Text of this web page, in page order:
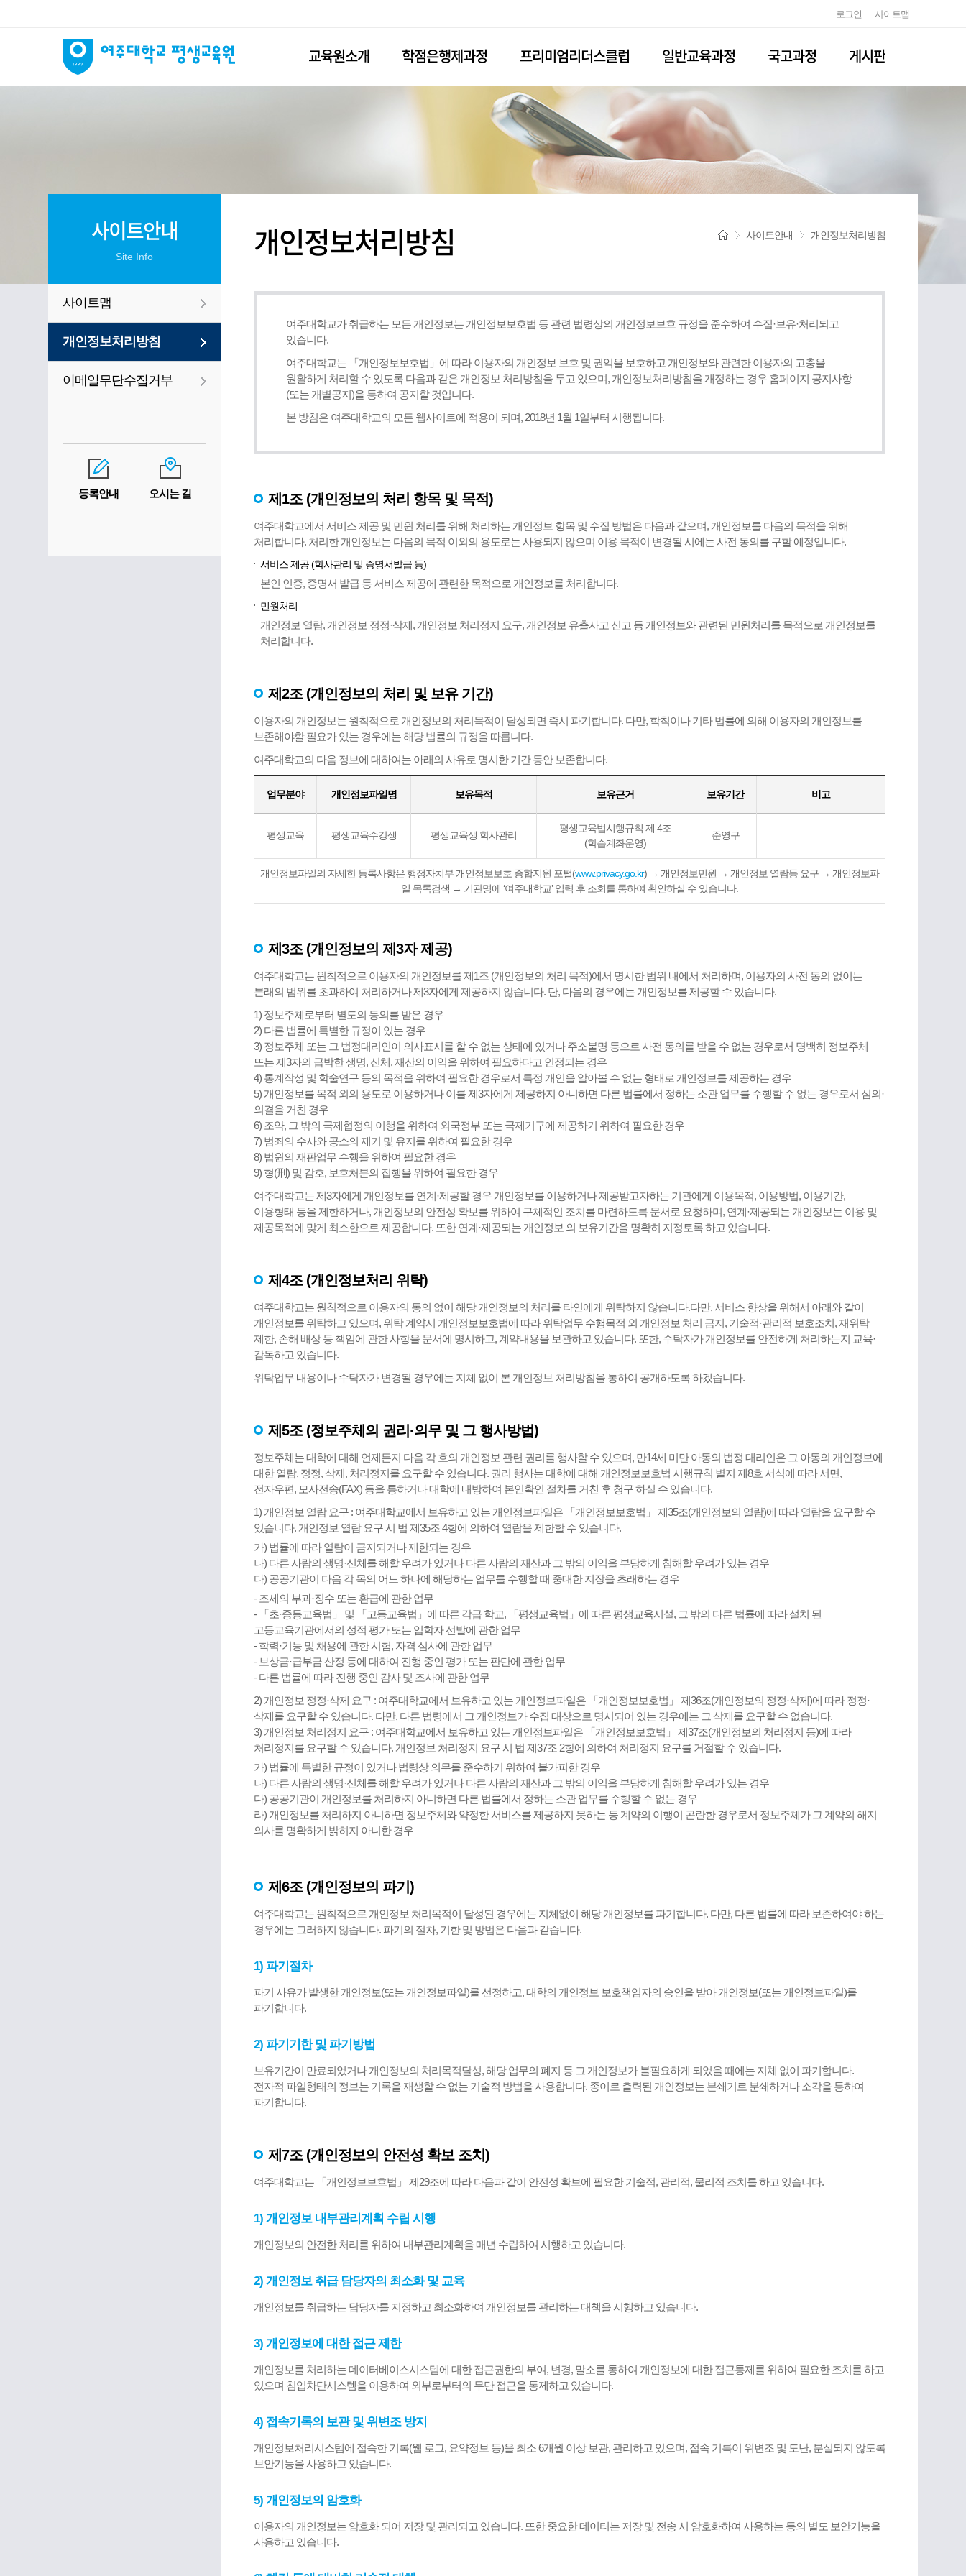
교육원소개 학점은행제과정 프리미엄리더스클럽
프로미엄리더스클럽 등록
신청
과정소개
입학안내
일반교육과정
일반교육과정
수강신청
국고과정 게시판
로그인 사이트맵
사이트안내
Site Info
사이트맵
개인정보처리방침
이메일무단수집거부
등록안내 오시는 길
개인정보처리방침 사이트안내 개인정보처리방침
여주대학교가 취급하는 모든 개인정보는 개인정보보호법 등 관련 법령상의 개인정보보호 규정을 준수하여 수집·보유·처리되고
있습니다.
여주대학교는 「개인정보보호법」에 따라 이용자의 개인정보 보호 및 권익을 보호하고 개인정보와 관련한 이용자의 고충을
원활하게 처리할 수 있도록 다음과 같은 개인정보 처리방침을 두고 있으며, 개인정보처리방침을 개정하는 경우 홈페이지 공지사항
(또는 개별공지)을 통하여 공지할 것입니다.
본 방침은 여주대학교의 모든 웹사이트에 적용이 되며, 2018년 1월 1일부터 시행됩니다.
제1조 (개인정보의 처리 항목 및 목적)
여주대학교에서 서비스 제공 및 민원 처리를 위해 처리하는 개인정보 항목 및 수집 방법은 다음과 같으며, 개인정보를 다음의 목적을 위해
처리합니다. 처리한 개인정보는 다음의 목적 이외의 용도로는 사용되지 않으며 이용 목적이 변경될 시에는 사전 동의를 구할 예정입니다.
서비스 제공 (학사관리 및 증명서발급 등)
본인 인증, 증명서 발급 등 서비스 제공에 관련한 목적으로 개인정보를 처리합니다.
민원처리
개인정보 열람, 개인정보 정정·삭제, 개인정보 처리정지 요구, 개인정보 유출사고 신고 등 개인정보와 관련된 민원처리를 목적으로 개인정보를
처리합니다.
제2조 (개인정보의 처리 및 보유 기간)
이용자의 개인정보는 원칙적으로 개인정보의 처리목적이 달성되면 즉시 파기합니다. 다만, 학칙이나 기타 법률에 의해 이용자의 개인정보를
보존해야할 필요가 있는 경우에는 해당 법률의 규정을 따릅니다.
여주대학교의 다음 정보에 대하여는 아래의 사유로 명시한 기간 동안 보존합니다.
업무분야 개인정보파일명 보유목적 보유근거 보유기간 비고
평생교육 평생교육수강생 평생교육생 학사관리
평생교육법시행규칙 제 4조
(학습계좌운영)
준영구
개인정보파일의 자세한 등록사항은 행정자치부 개인정보보호 종합지원 포털(www.privacy.go.kr) → 개인정보민원 → 개인정보 열람등 요구 → 개인정보파
일 목록검색 → 기관명에 ‘여주대학교’ 입력 후 조회를 통하여 확인하실 수 있습니다.
제3조 (개인정보의 제3자 제공)
여주대학교는 원칙적으로 이용자의 개인정보를 제1조 (개인정보의 처리 목적)에서 명시한 범위 내에서 처리하며, 이용자의 사전 동의 없이는
본래의 범위를 초과하여 처리하거나 제3자에게 제공하지 않습니다. 단, 다음의 경우에는 개인정보를 제공할 수 있습니다.
1) 정보주체로부터 별도의 동의를 받은 경우
2) 다른 법률에 특별한 규정이 있는 경우
3) 정보주체 또는 그 법정대리인이 의사표시를 할 수 없는 상태에 있거나 주소불명 등으로 사전 동의를 받을 수 없는 경우로서 명백히 정보주체
또는 제3자의 급박한 생명, 신체, 재산의 이익을 위하여 필요하다고 인정되는 경우
4) 통계작성 및 학술연구 등의 목적을 위하여 필요한 경우로서 특정 개인을 알아볼 수 없는 형태로 개인정보를 제공하는 경우
5) 개인정보를 목적 외의 용도로 이용하거나 이를 제3자에게 제공하지 아니하면 다른 법률에서 정하는 소관 업무를 수행할 수 없는 경우로서 심의·
의결을 거친 경우
6) 조약, 그 밖의 국제협정의 이행을 위하여 외국정부 또는 국제기구에 제공하기 위하여 필요한 경우
7) 범죄의 수사와 공소의 제기 및 유지를 위하여 필요한 경우
8) 법원의 재판업무 수행을 위하여 필요한 경우
9) 형(刑) 및 감호, 보호처분의 집행을 위하여 필요한 경우
여주대학교는 제3자에게 개인정보를 연계·제공할 경우 개인정보를 이용하거나 제공받고자하는 기관에게 이용목적, 이용방법, 이용기간,
이용형태 등을 제한하거나, 개인정보의 안전성 확보를 위하여 구체적인 조치를 마련하도록 문서로 요청하며, 연계·제공되는 개인정보는 이용 및
제공목적에 맞게 최소한으로 제공합니다. 또한 연계·제공되는 개인정보 의 보유기간을 명확히 지정토록 하고 있습니다.
제4조 (개인정보처리 위탁)
여주대학교는 원칙적으로 이용자의 동의 없이 해당 개인정보의 처리를 타인에게 위탁하지 않습니다.다만, 서비스 향상을 위해서 아래와 같이
개인정보를 위탁하고 있으며, 위탁 계약시 개인정보보호법에 따라 위탁업무 수행목적 외 개인정보 처리 금지, 기술적·관리적 보호조치, 재위탁
제한, 손해 배상 등 책임에 관한 사항을 문서에 명시하고, 계약내용을 보관하고 있습니다. 또한, 수탁자가 개인정보를 안전하게 처리하는지 교육·
감독하고 있습니다.
위탁업무 내용이나 수탁자가 변경될 경우에는 지체 없이 본 개인정보 처리방침을 통하여 공개하도록 하겠습니다.
제5조 (정보주체의 권리·의무 및 그 행사방법)
정보주체는 대학에 대해 언제든지 다음 각 호의 개인정보 관련 권리를 행사할 수 있으며, 만14세 미만 아동의 법정 대리인은 그 아동의 개인정보에
대한 열람, 정정, 삭제, 처리정지를 요구할 수 있습니다. 권리 행사는 대학에 대해 개인정보보호법 시행규칙 별지 제8호 서식에 따라 서면,
전자우편, 모사전송(FAX) 등을 통하거나 대학에 내방하여 본인확인 절차를 거친 후 청구 하실 수 있습니다.
1) 개인정보 열람 요구 : 여주대학교에서 보유하고 있는 개인정보파일은 「개인정보보호법」 제35조(개인정보의 열람)에 따라 열람을 요구할 수
있습니다. 개인정보 열람 요구 시 법 제35조 4항에 의하여 열람을 제한할 수 있습니다.
가) 법률에 따라 열람이 금지되거나 제한되는 경우
나) 다른 사람의 생명·신체를 해할 우려가 있거나 다른 사람의 재산과 그 밖의 이익을 부당하게 침해할 우려가 있는 경우
다) 공공기관이 다음 각 목의 어느 하나에 해당하는 업무를 수행할 때 중대한 지장을 초래하는 경우
- 조세의 부과·징수 또는 환급에 관한 업무
- 「초·중등교육법」 및 「고등교육법」에 따른 각급 학교, 「평생교육법」에 따른 평생교육시설, 그 밖의 다른 법률에 따라 설치 된
고등교육기관에서의 성적 평가 또는 입학자 선발에 관한 업무
- 학력·기능 및 채용에 관한 시험, 자격 심사에 관한 업무
- 보상금·급부금 산정 등에 대하여 진행 중인 평가 또는 판단에 관한 업무
- 다른 법률에 따라 진행 중인 감사 및 조사에 관한 업무
2) 개인정보 정정·삭제 요구 : 여주대학교에서 보유하고 있는 개인정보파일은 「개인정보보호법」 제36조(개인정보의 정정·삭제)에 따라 정정·
삭제를 요구할 수 있습니다. 다만, 다른 법령에서 그 개인정보가 수집 대상으로 명시되어 있는 경우에는 그 삭제를 요구할 수 없습니다.
3) 개인정보 처리정지 요구 : 여주대학교에서 보유하고 있는 개인정보파일은 「개인정보보호법」 제37조(개인정보의 처리정지 등)에 따라
처리정지를 요구할 수 있습니다. 개인정보 처리정지 요구 시 법 제37조 2항에 의하여 처리정지 요구를 거절할 수 있습니다.
가) 법률에 특별한 규정이 있거나 법령상 의무를 준수하기 위하여 불가피한 경우
나) 다른 사람의 생명·신체를 해할 우려가 있거나 다른 사람의 재산과 그 밖의 이익을 부당하게 침해할 우려가 있는 경우
다) 공공기관이 개인정보를 처리하지 아니하면 다른 법률에서 정하는 소관 업무를 수행할 수 없는 경우
라) 개인정보를 처리하지 아니하면 정보주체와 약정한 서비스를 제공하지 못하는 등 계약의 이행이 곤란한 경우로서 정보주체가 그 계약의 해지
의사를 명확하게 밝히지 아니한 경우
제6조 (개인정보의 파기)
여주대학교는 원칙적으로 개인정보 처리목적이 달성된 경우에는 지체없이 해당 개인정보를 파기합니다. 다만, 다른 법률에 따라 보존하여야 하는
경우에는 그러하지 않습니다. 파기의 절차, 기한 및 방법은 다음과 같습니다.
1) 파기절차
파기 사유가 발생한 개인정보(또는 개인정보파일)를 선정하고, 대학의 개인정보 보호책임자의 승인을 받아 개인정보(또는 개인정보파일)를
파기합니다.
2) 파기기한 및 파기방법
보유기간이 만료되었거나 개인정보의 처리목적달성, 해당 업무의 폐지 등 그 개인정보가 불필요하게 되었을 때에는 지체 없이 파기합니다.
전자적 파일형태의 정보는 기록을 재생할 수 없는 기술적 방법을 사용합니다. 종이로 출력된 개인정보는 분쇄기로 분쇄하거나 소각을 통하여
파기합니다.
제7조 (개인정보의 안전성 확보 조치)
여주대학교는 「개인정보보호법」 제29조에 따라 다음과 같이 안전성 확보에 필요한 기술적, 관리적, 물리적 조치를 하고 있습니다.
1) 개인정보 내부관리계획 수립 시행
개인정보의 안전한 처리를 위하여 내부관리계획을 매년 수립하여 시행하고 있습니다.
2) 개인정보 취급 담당자의 최소화 및 교육
개인정보를 취급하는 담당자를 지정하고 최소화하여 개인정보를 관리하는 대책을 시행하고 있습니다.
3) 개인정보에 대한 접근 제한
개인정보를 처리하는 데이터베이스시스템에 대한 접근권한의 부여, 변경, 말소를 통하여 개인정보에 대한 접근통제를 위하여 필요한 조치를 하고
있으며 침입차단시스템을 이용하여 외부로부터의 무단 접근을 통제하고 있습니다.
4) 접속기록의 보관 및 위변조 방지
개인정보처리시스템에 접속한 기록(웹 로그, 요약정보 등)을 최소 6개월 이상 보관, 관리하고 있으며, 접속 기록이 위변조 및 도난, 분실되지 않도록
보안기능을 사용하고 있습니다.
5) 개인정보의 암호화
이용자의 개인정보는 암호화 되어 저장 및 관리되고 있습니다. 또한 중요한 데이터는 저장 및 전송 시 암호화하여 사용하는 등의 별도 보안기능을
사용하고 있습니다.